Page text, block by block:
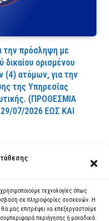
τεχνολογίες όπως
σε πληροφορίες συσκευών. Η
μας επιτρέψει να επεξεργαστούμε
περιήγησης ή μοναδικά
την πρόσληψη με
δικαίου ορισμένου
(4) ατόμων, για την
της Υπηρεσίας
(ΠPOΘEΣMIA
07/2026 EΩΣ KAI